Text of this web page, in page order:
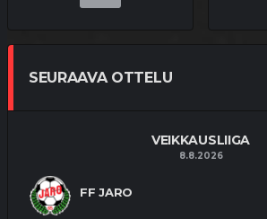
SEURAAVA OTTELU
VEIKKAUSLIIGA
8.8.2026
FF JARO